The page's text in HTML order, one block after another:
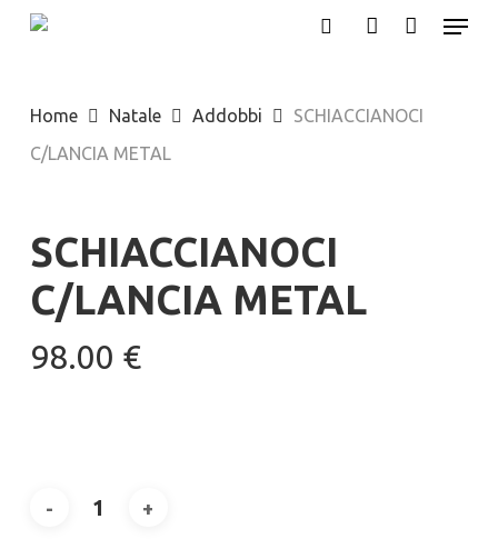
Skip
content
Menu
Home Natale Addobbi
SCHIACCIANOCI
C/LANCIA METAL
SCHIACCIANOCI
C/LANCIA METAL
98.00 €